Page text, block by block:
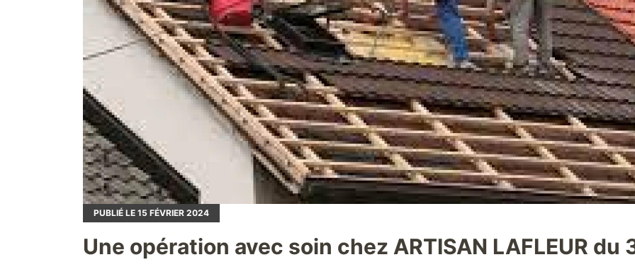
PUBLIÉ LE 15 FÉVRIER 2024
Une opération avec soin chez ARTISAN LAFLEUR du